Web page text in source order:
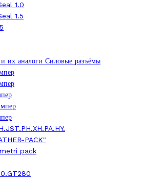
1.0
1.5
их аналоги Силовые разъёмы
PACK"
pack